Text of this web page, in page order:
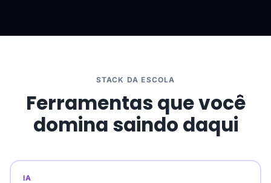
STACK DA ESCOLA
Ferramentas que você
domina saindo daqui
IA